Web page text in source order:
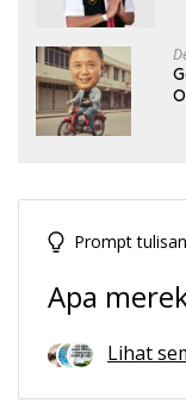
Prompt
Apa
Lihat